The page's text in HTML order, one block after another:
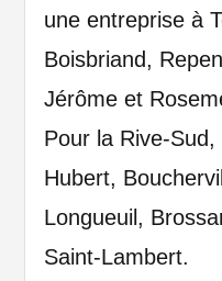
une entreprise à
Boisbriand,
Jérôme et
Pour la Rive-
Hubert,
Longueuil,
Saint-Lambert.